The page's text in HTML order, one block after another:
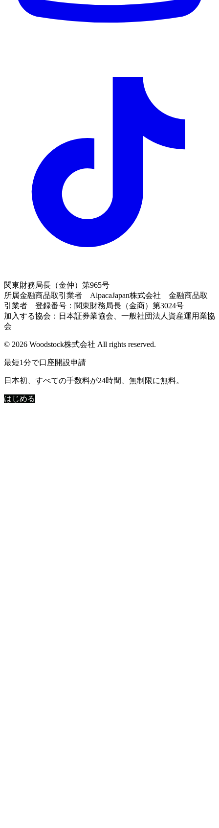
関東財務局長（金仲）第965号
所属金融商品取引業者 AlpacaJapan株式会社 金融商品取
引業者 登録番号：関東財務局長（金商）第3024号
加入する協会：日本証券業協会、一般社団法人資産運用業協
会
© 2026 Woodstock株式会社 All rights reserved.
最短1分で口座開設申請
日本初、すべての手数料が24時間、無制限に無料。
はじめる